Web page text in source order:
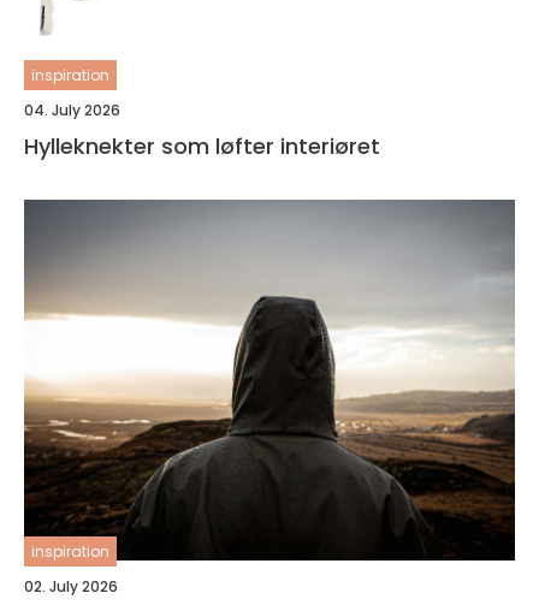
inspiration
04. July 2026
Hylleknekter som løfter interiøret
inspiration
02. July 2026